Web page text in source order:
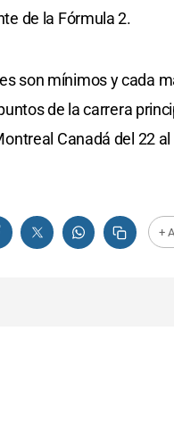
de la Fórmula 2.
son mínimos y cada
de la carrera
Canadá del 22
+